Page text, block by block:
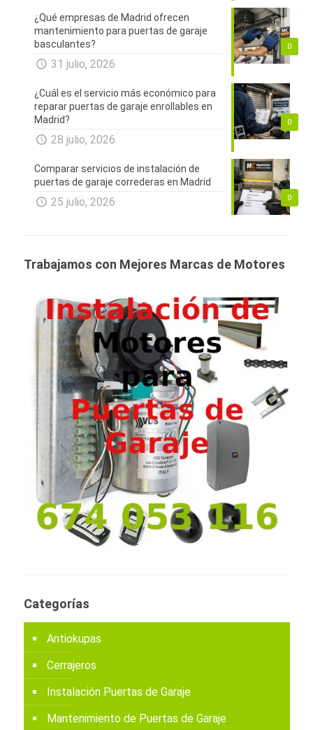
0
¿Qué empresas de Madrid ofrecen
mantenimiento para puertas de garaje
basculantes?
31 julio, 2026
0
¿Cuál es el servicio más económico para
reparar puertas de garaje enrollables en
Madrid?
28 julio, 2026
0
Comparar servicios de instalación de
puertas de garaje correderas en Madrid
25 julio, 2026
Trabajamos con Mejores Marcas de Motores
Categorías
Antiokupas
Cerrajeros
Instalación Puertas de Garaje
Mantenimiento de Puertas de Garaje